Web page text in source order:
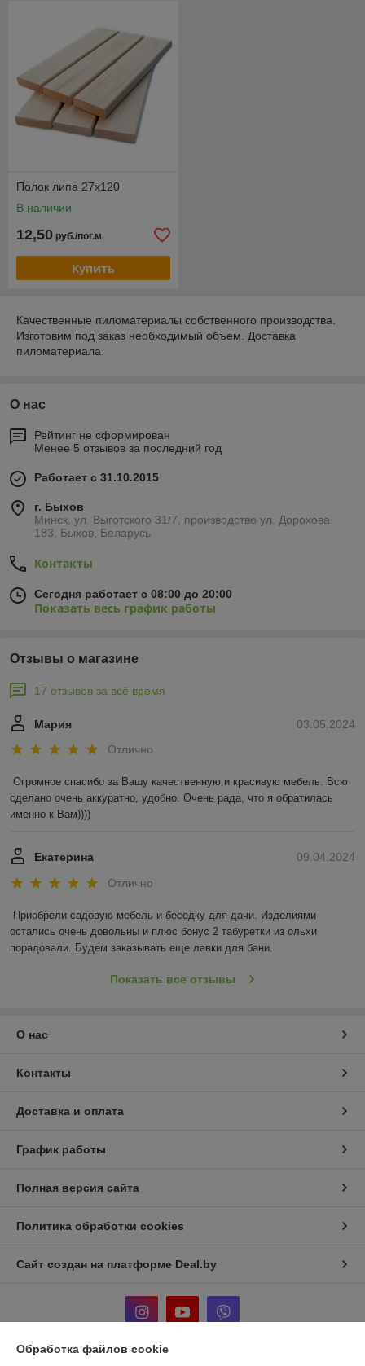
Полок липа 27х120
В наличии
12,50 руб./пог.м
Купить
Качественные пиломатериалы собственного производства.
Изготовим под заказ необходимый объем. Доставка
пиломатериала.
О нас
Рейтинг не сформирован
Менее 5 отзывов за последний год
Работает с 31.10.2015
г. Быхов
Минск, ул. Выготского 31/7, производство ул. Дорохова
183, Быхов, Беларусь
Контакты
Сегодня работает с 08:00 до 20:00
Показать весь график работы
Отзывы о магазине
17 отзывов за всё время
03.05.2024
Мария
Отлично
Огромное спасибо за Вашу качественную и красивую мебель. Всю
сделано очень аккуратно, удобно. Очень рада, что я обратилась
именно к Вам))))
09.04.2024
Екатерина
Отлично
Приобрели садовую мебель и беседку для дачи. Изделиями
остались очень довольны и плюс бонус 2 табуретки из ольхи
порадовали. Будем заказывать еще лавки для бани.
Показать все отзывы
О нас
Контакты
Доставка и оплата
График работы
Полная версия сайта
Политика обработки cookies
Сайт создан на платформе Deal.by
Обработка файлов cookie